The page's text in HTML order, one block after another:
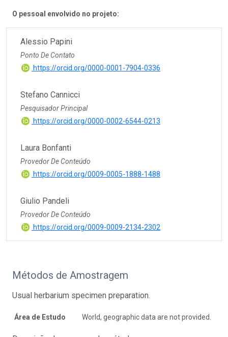
O pessoal envolvido no projeto:
Alessio Papini
Ponto De Contato
https://orcid.org/0000-0001-7904-0336
Stefano Cannicci
Pesquisador Principal
https://orcid.org/0000-0002-6544-0213
Laura Bonfanti
Provedor De Conteúdo
https://orcid.org/0009-0005-1888-1488
Giulio Pandeli
Provedor De Conteúdo
https://orcid.org/0009-0009-2134-2302
Métodos de Amostragem
Usual herbarium specimen preparation.
Área de Estudo World, geographic data are not provided.